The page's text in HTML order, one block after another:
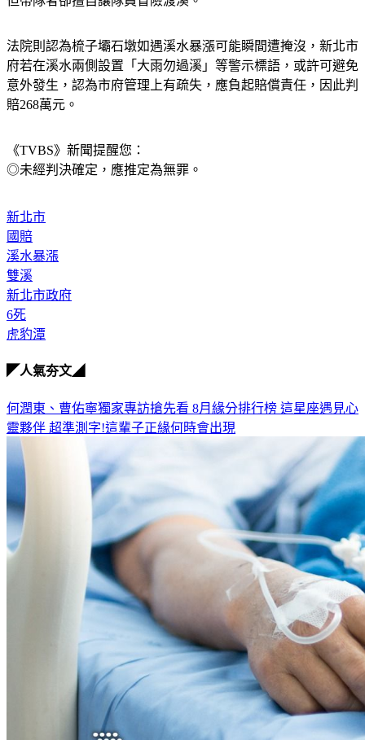
法院則認為梳子壩石墩如遇溪水暴漲可能瞬間遭掩沒，新北市
府若在溪水兩側設置「大雨勿過溪」等警示標語，或許可避免
意外發生，認為市府管理上有疏失，應負起賠償責任，因此判
賠268萬元。
《TVBS》新聞提醒您：
◎未經判決確定，應推定為無罪。
新北市
國賠
溪水暴漲
雙溪
新北市政府
6死
虎豹潭
◤人氣夯文◢
何潤東、曹佑寧獨家專訪搶先看 8月緣分排行榜 這星座遇見心
靈夥伴 超準測字!這輩子正緣何時會出現